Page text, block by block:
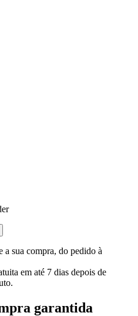
a sua compra, do pedido à
em até 7 dias depois de
garantida